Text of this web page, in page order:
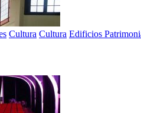
Cultura Cultura Edificios